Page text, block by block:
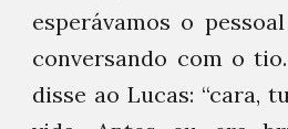
esperávamos o
conversando com o
disse ao Lucas: “cara,